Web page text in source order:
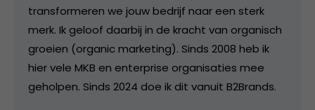
transformeren we jouw bedrijf naar een sterk
merk. Ik geloof daarbij in de kracht van organisch
groeien (organic marketing). Sinds 2008 heb ik
hier vele MKB en enterprise organisaties mee
geholpen. Sinds 2024 doe ik dit vanuit B2Brands.